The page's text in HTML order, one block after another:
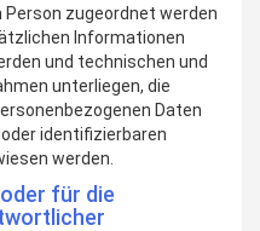
zugeordnet werden
Informationen
und technischen und
unterliegen, die
Daten
identifizierbaren
werden.
für die